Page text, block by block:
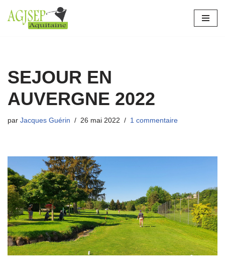
Aller
SEJOUR EN
AUVERGNE 2022
par Jacques Guérin 26 mai 2022 1 commentaire